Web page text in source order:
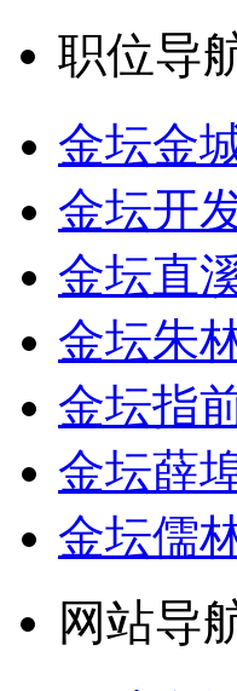
职位导
金坛金
金坛开
金坛直
金坛朱
金坛指
金坛薛
金坛儒
网站导